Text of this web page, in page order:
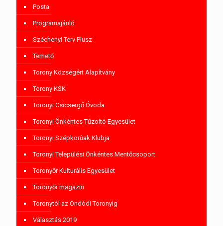
Posta
Programajánló
Széchenyi Terv Plusz
Temető
Torony Községért Alapítvány
Torony KSK
Toronyi Csicsergő Óvoda
Toronyi Önkéntes Tűzoltó Egyesület
Toronyi Szépkorúak Klubja
Toronyi Települési Önkéntes Mentőcsoport
Toronyőr Kulturális Egyesület
Toronyőr magazin
Toronytól az Ondódi Toronyig
Választás 2019